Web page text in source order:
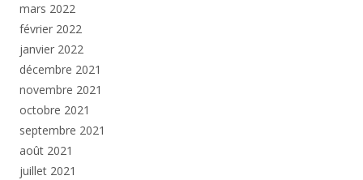
mars 2022
février 2022
janvier 2022
décembre 2021
novembre 2021
octobre 2021
septembre 2021
août 2021
juillet 2021